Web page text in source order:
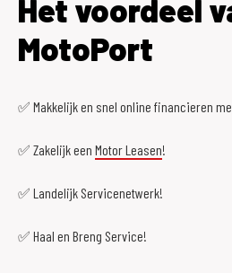
Het voordeel
MotoPort
✅ Makkelijk en snel online financieren
✅ Zakelijk een Motor Leasen!
✅ Landelijk Servicenetwerk!
✅ Haal en Breng Service!